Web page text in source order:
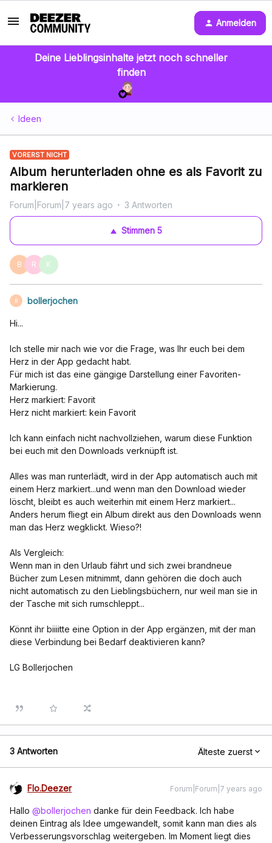
Anmelden
Deine Lieblingsinhalte jetzt noch schneller
finden
Ideen
VORERST NICHT
Album herunterladen ohne es als Favorit zu
markieren
Forum|Forum|7 years ago 3 Antworten
Stimmen5
B R K
B bollerjochen
Hi...
Ich stelle mir nach wie vor die Frage, was Ihr euch bei dem
Herz in der App gedacht habt.
Für mich ist das eine gängige Darstellung einer Favoriten-
Markierung.
Herz markiert: Favorit
Herz nicht markiert: kein Favorit
Ich kann einfach nicht nachvollziehen, warum diese Funktion
bei euch mit den Downloads verknüpft ist.
Alles was man runterlädt, wird in der App automatisch auch mit
einem Herz markiert...und wenn man den Download wieder
löscht, bleibt es auch weiterhin mit einem Herz markiert...
Anders herum fliegt ein Album direkt aus den Downloads wenn
man das Herz wegklickt. Wieso?!
Als Vergleich:
Wenn man in den Urlaub fährt und sich zwei brandneue
Bücher zum Lesen mitnimmt, dann gehören die doch auch
nicht automatisch zu den Lieblingsbüchern, nur weil man sie in
der Tasche mit sich rumschleppt...
Könnt ihr biiiitte eine Option in der App ergänzen, mit der man
diese Verbindung bei Bedarf deaktivieren kann?
LG Bollerjochen
3 Antworten Älteste zuerst
Flo.Deezer Forum|Forum|7 years ago
Hallo @bollerjochen danke für dein Feedback. Ich habe
deinen Eintrag als Idee umgewandelt, somit kann man dies als
Verbesserungsvorschlag weitergeben. Im Moment liegt dies